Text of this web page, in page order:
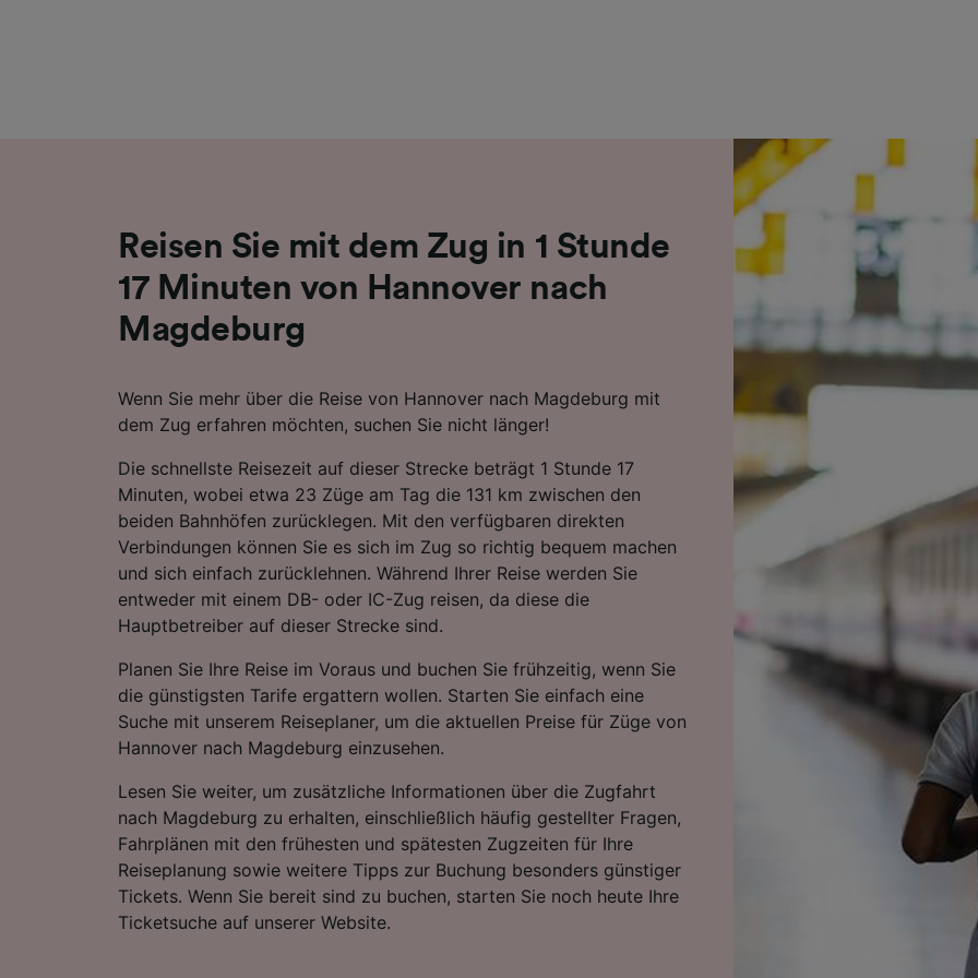
Reisen Sie mit dem Zug in 1 Stunde
17 Minuten von Hannover nach
Magdeburg
Wenn Sie mehr über die Reise von Hannover nach Magdeburg mit
dem Zug erfahren möchten, suchen Sie nicht länger!
Die schnellste Reisezeit auf dieser Strecke beträgt 1 Stunde 17
Minuten, wobei etwa 23 Züge am Tag die 131 km zwischen den
beiden Bahnhöfen zurücklegen. Mit den verfügbaren direkten
Verbindungen können Sie es sich im Zug so richtig bequem machen
und sich einfach zurücklehnen. Während Ihrer Reise werden Sie
entweder mit einem DB- oder IC-Zug reisen, da diese die
Hauptbetreiber auf dieser Strecke sind.
Planen Sie Ihre Reise im Voraus und buchen Sie frühzeitig, wenn Sie
die günstigsten Tarife ergattern wollen. Starten Sie einfach eine
Suche mit unserem Reiseplaner, um die aktuellen Preise für Züge von
Hannover nach Magdeburg einzusehen.
Lesen Sie weiter, um zusätzliche Informationen über die Zugfahrt
nach Magdeburg zu erhalten, einschließlich häufig gestellter Fragen,
Fahrplänen mit den frühesten und spätesten Zugzeiten für Ihre
Reiseplanung sowie weitere Tipps zur Buchung besonders günstiger
Tickets. Wenn Sie bereit sind zu buchen, starten Sie noch heute Ihre
Ticketsuche auf unserer Website.